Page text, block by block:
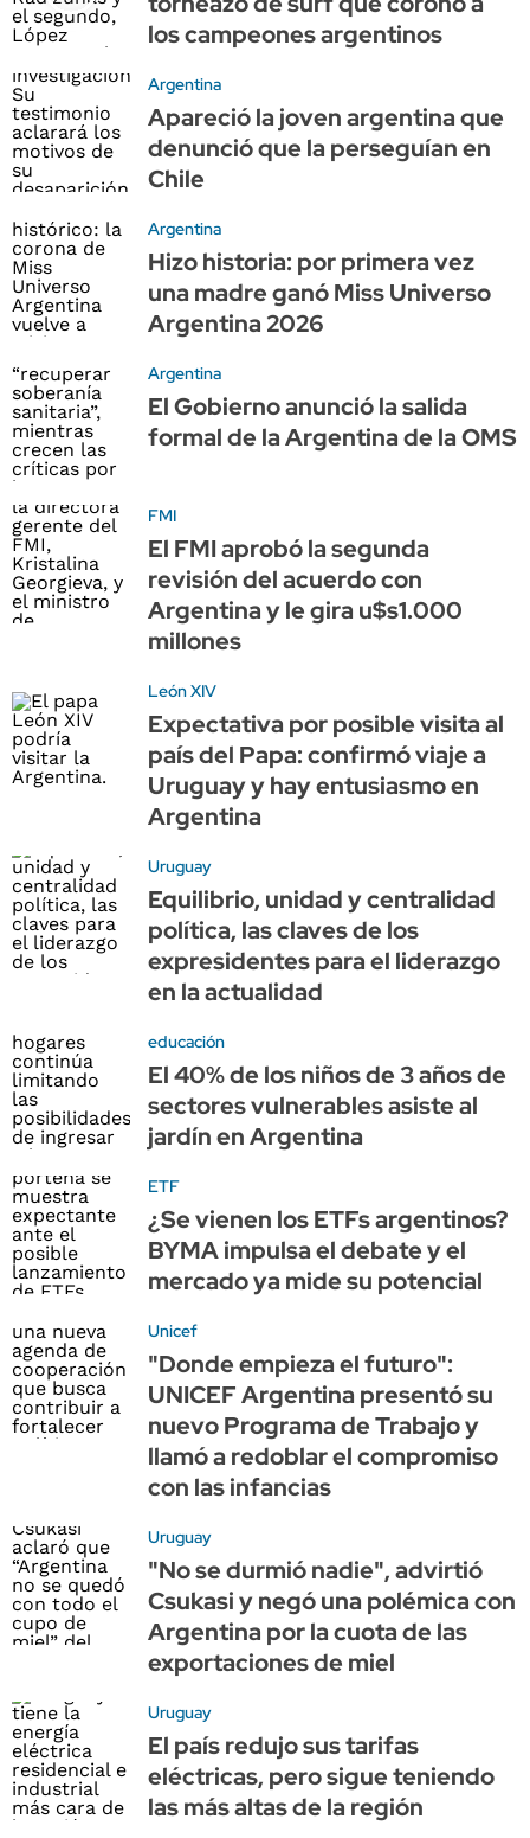
los campeones argentinos
Argentina
Apareció la joven argentina que
denunció que la perseguían en
Chile
Argentina
Hizo historia: por primera vez
una madre ganó Miss Universo
Argentina 2026
Argentina
El Gobierno anunció la salida
formal de la Argentina de la OMS
FMI
El FMI aprobó la segunda
revisión del acuerdo con
Argentina y le gira u$s1.000
millones
León XIV
Expectativa por posible visita al
país del Papa: confirmó viaje a
Uruguay y hay entusiasmo en
Argentina
Uruguay
Equilibrio, unidad y centralidad
política, las claves de los
expresidentes para el liderazgo
en la actualidad
educación
El 40% de los niños de 3 años de
sectores vulnerables asiste al
jardín en Argentina
ETF
¿Se vienen los ETFs argentinos?
BYMA impulsa el debate y el
mercado ya mide su potencial
Unicef
"Donde empieza el futuro":
UNICEF Argentina presentó su
nuevo Programa de Trabajo y
llamó a redoblar el compromiso
con las infancias
Uruguay
"No se durmió nadie", advirtió
Csukasi y negó una polémica con
Argentina por la cuota de las
exportaciones de miel
Uruguay
El país redujo sus tarifas
eléctricas, pero sigue teniendo
las más altas de la región